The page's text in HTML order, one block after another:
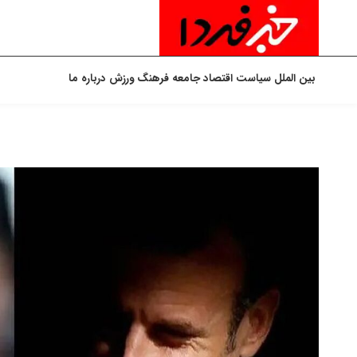
بین الملل سیاست اقتصادجامعه فرهنگورزش درباره ما